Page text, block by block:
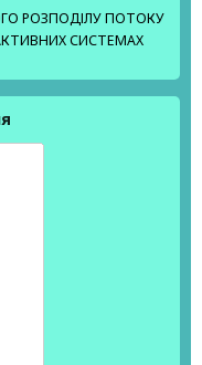
РОЗПОДІЛУ ПОТОКУ
СИСТЕМАХ